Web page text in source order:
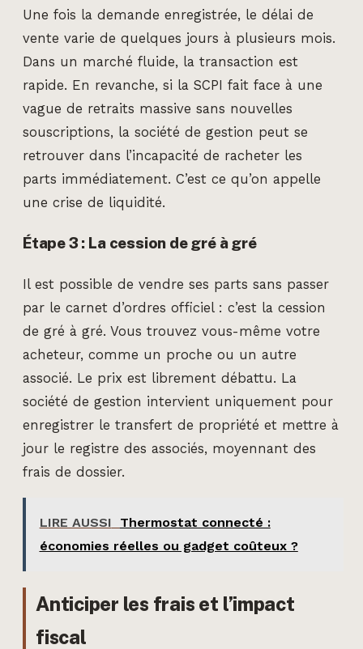
Une fois la demande enregistrée, le délai de
vente varie de quelques jours à plusieurs mois.
Dans un marché fluide, la transaction est
rapide. En revanche, si la SCPI fait face à une
vague de retraits massive sans nouvelles
souscriptions, la société de gestion peut se
retrouver dans l’incapacité de racheter les
parts immédiatement. C’est ce qu’on appelle
une crise de liquidité.
Étape 3 : La cession de gré à gré
Il est possible de vendre ses parts sans passer
par le carnet d’ordres officiel : c’est la cession
de gré à gré. Vous trouvez vous-même votre
acheteur, comme un proche ou un autre
associé. Le prix est librement débattu. La
société de gestion intervient uniquement pour
enregistrer le transfert de propriété et mettre à
jour le registre des associés, moyennant des
frais de dossier.
LIRE AUSSI
Thermostat connecté :
économies réelles ou gadget coûteux ?
Anticiper les frais et l’impact
fiscal